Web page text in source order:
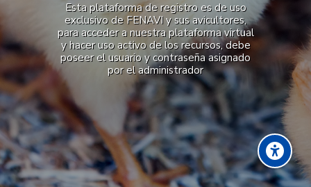
Esta plataforma de registro es de uso
exclusivo de FENAVI y sus avicultores,
para acceder a nuestra plataforma virtual
y hacer uso activo de los recursos, debe
poseer el usuario y contraseña asignado
por el administrador